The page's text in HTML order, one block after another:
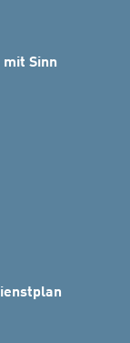
Sinn